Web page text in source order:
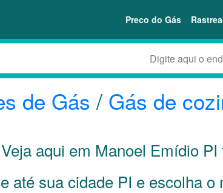
Preco do Gás
de Gás/ Gás de
aqui em Manoel Emídio PI
até sua cidade PI e escolha o